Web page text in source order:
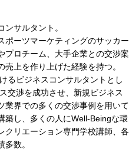
サルタント。
ポーツマーケティングのサッカー
プロチーム、⼤⼿企業との交渉案
上を作り上げた経験を持つ。
るビジネスコンサルタントとし
交渉を成功させ、新規ビジネス
業界での多くの交渉事例を⽤いて
築し、多くの⼈にWell-Beingな環
クリエーション専⾨学校講師、各
数。